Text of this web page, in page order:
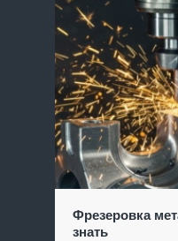
Фрезеровка
знать